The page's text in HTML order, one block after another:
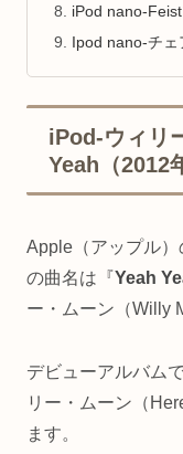
iPod nano-
Ipod nano-チェ
iPod-ウィリ
Yeah（2012
Apple（アップル）
の曲名は『Yeah
ー・ムーン（Willy
デビューアルバム
リー・ムーン（
ます。